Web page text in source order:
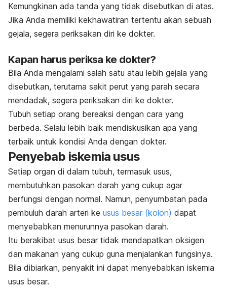
Kemungkinan ada tanda yang tidak disebutkan di atas.
Jika Anda memiliki kekhawatiran tertentu akan sebuah
gejala, segera periksakan diri ke dokter.
Kapan harus periksa ke dokter?
Bila Anda mengalami salah satu atau lebih gejala yang
disebutkan, terutama sakit perut yang parah secara
mendadak, segera periksakan diri ke dokter.
Tubuh setiap orang bereaksi dengan cara yang
berbeda. Selalu lebih baik mendiskusikan apa yang
terbaik untuk kondisi Anda dengan dokter.
Penyebab iskemia usus
Setiap organ di dalam tubuh, termasuk usus,
membutuhkan pasokan darah yang cukup agar
berfungsi dengan normal. Namun, penyumbatan pada
pembuluh darah arteri ke usus besar (kolon) dapat
menyebabkan menurunnya pasokan darah.
Itu berakibat usus besar tidak mendapatkan oksigen
dan makanan yang cukup guna menjalankan fungsinya.
Bila dibiarkan, penyakit ini dapat menyebabkan iskemia
usus besar.